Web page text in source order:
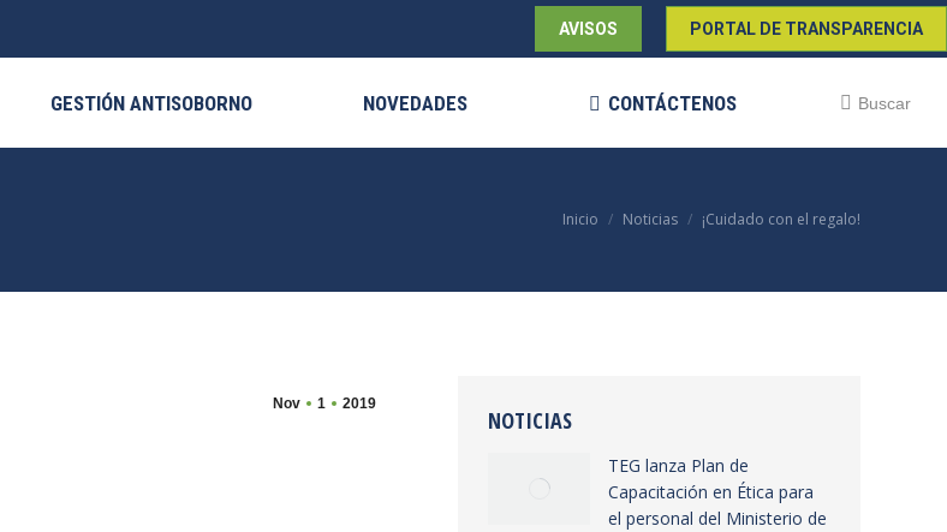
AVISOS PORTAL DE TRANSPARENCIA
GESTIÓN ANTISOBORNO NOVEDADES CONTÁCTENOS Buscar:
Buscar
Estás aquí:
Inicio Noticias ¡Cuidado con el regalo!
Nov 1 2019
NOTICIAS
TEG lanza Plan de
Capacitación en Ética para
el personal del Ministerio de